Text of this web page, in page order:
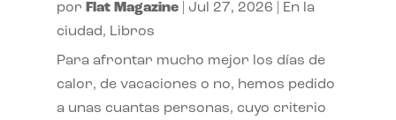
por Flat Magazine| Jul 27, 2026
En la
ciudad, Libros
Para afrontar mucho mejor los días de
calor, de vacaciones o no, hemos pedido
a unas cuantas personas, cuyo criterio